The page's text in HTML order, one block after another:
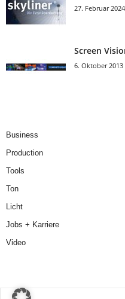
27. Februar 2024
Screen
6. Oktober 2013
Business
Production
Tools
Ton
Licht
Jobs + Karriere
Video